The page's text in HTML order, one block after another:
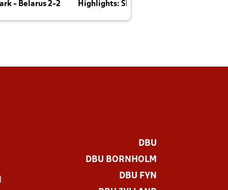
- Belarus 2-2 Highlights: Skotland - Danmark 4-2
DBU
DBU BORNHOLM
DBU FYN